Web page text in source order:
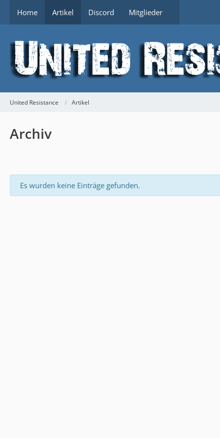
Home Artikel Discord Mitglieder
United Resistance Artikel
Archiv
Es wurden keine Einträge gefunden.